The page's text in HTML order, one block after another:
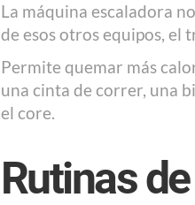
La máquina escaladora
de esos otros equipos, el
Permite quemar más
una cinta de correr, una
el core.
Rutinas